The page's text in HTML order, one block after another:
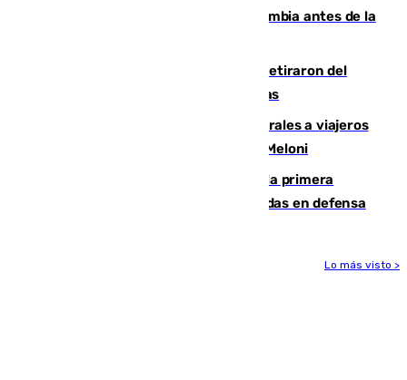
Felipe VI refuerza los lazos con Colombia antes de la
Fernando Calero y Carlos Dotor se retiraron del
encuentro contra el Ceuta con molestias
España restablece controles temporales a viajeros
procedentes de Italia como repuesta a Meloni
El Málaga cae ante el Ceuta y suma la primera
derrota de la pretemporada dejando dudas en defensa
Lo más visto >